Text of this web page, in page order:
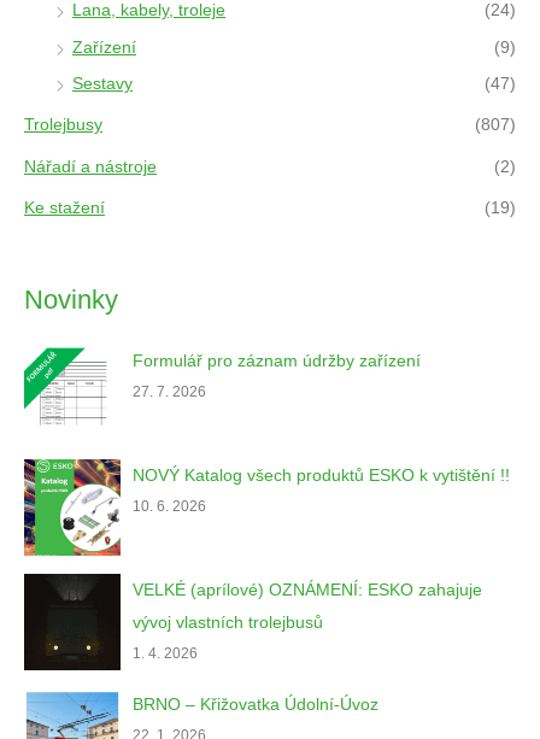
Lana, kabely, troleje (24)
Zařízení (9)
Sestavy (47)
Trolejbusy (807)
Nářadí a nástroje (2)
Ke stažení (19)
Novinky
Formulář pro záznam údržby zařízení
27. 7. 2026
NOVÝ Katalog všech produktů ESKO k vytištění !!
10. 6. 2026
VELKÉ (aprílové) OZNÁMENÍ: ESKO zahajuje
vývoj vlastních trolejbusů
1. 4. 2026
BRNO – Křižovatka Údolní-Úvoz
22. 1. 2026